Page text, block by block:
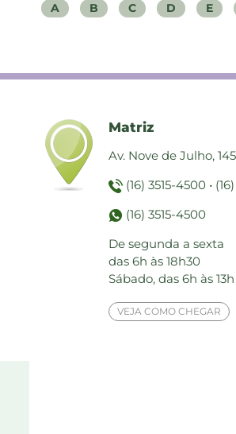
A B C D E
Matriz
Av. Nove de Julho,
(16) 3515-4500 •
(16) 3515-4500
De segunda a sexta
das 6h às 18h30
Sábado, das 6h às 13h
VEJA COMO CHEGAR